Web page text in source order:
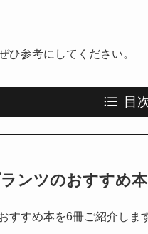
ひ参考にしてください。
目
ンツのおすすめ
すすめ本を6冊ご紹介しま